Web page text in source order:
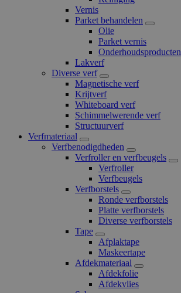
Vernis
Parket behandelen
Olie
Parket vernis
Onderhoudsproducten
Lakverf
Diverse verf
Magnetische verf
Krijtverf
Whiteboard verf
Schimmelwerende verf
Structuurverf
Verfmateriaal
Verfbenodigdheden
Verfroller en verfbeugels
Verfroller
Verfbeugels
Verfborstels
Ronde verfborstels
Platte verfborstels
Diverse verfborstels
Tape
Afplaktape
Maskeertape
Afdekmateriaal
Afdekfolie
Afdekvlies